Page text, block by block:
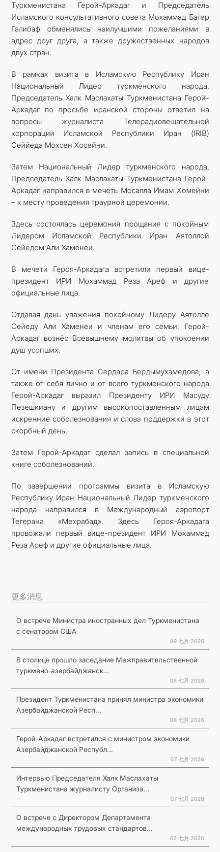
Туркменистана Герой-Аркадаг и Председатель
Исламского консультативного совета Мохаммад Багер
Галибаф обменялись наилучшими пожеланиями в
адрес друг друга, а также дружественных народов
двух стран.
В рамках визита в Исламскую Республику Иран
Национальный Лидер туркменского народа,
Председатель Халк Маслахаты Туркменистана Герой-
Аркадаг по просьбе иранской стороны ответил на
вопросы журналиста Телерадиовещательной
корпорации Исламской Республики Иран (IRIB)
Сеййеда Мохсен ­Хосейни.
Затем Национальный Лидер туркменского народа,
Председатель Халк Маслахаты Туркменистана Герой-
Аркадаг направился в мечеть Мосалла Имам Хомейни
– к месту проведения траурной церемонии.
Здесь состоялась церемония прощания с покойным
Лидером Исламской Республики Иран Аятоллой
Сейедом Али Хаменеи.
В мечети Героя-Аркадага встретили первый вице-
президент ИРИ Мохаммад Реза Ареф и другие
официальные лица.
Отдавая дань уважения покойному Лидеру Аятолле
Сейеду Али Хаменеи и членам его семьи, Герой-
Аркадаг вознёс Всевышнему молитвы об упокоении
душ усопших.
От имени Президента Сердара Бердымухамедова, а
также от себя лично и от всего туркменского народа
Герой-Аркадаг выразил Президенту ИРИ Масуду
Пезешкиану и другим высокопоставленным лицам
искренние соболезнования и слова поддержки в этот
скорбный день.
Затем Герой-Аркадаг сделал запись в специальной
книге соболезнований.
По завершении программы визита в Исламскую
Республику Иран Национальный Лидер туркменского
народа направился в Международный аэропорт
Тегерана «Мехрабад». Здесь Героя-Аркадага
провожали первый вице-президент ИРИ Мохаммад
Реза Ареф и другие официальные лица.
更多消息
О встрече Министра иностранных дел Туркменистана
с сенатором США
09 七月 2026
В столице прошло заседание Межправительственной
туркмено-азербайджанск...
08 七月 2026
Президент Туркменистана принял министра экономики
Азербайджанской Респ...
08 七月 2026
Герой-Аркадаг встретился с министром экономики
Азербайджанской Республ...
07 七月 2026
Интервью Председателя Халк Маслахаты
Туркменистана журналисту Организа...
07 七月 2026
О встрече с Директором Департамента
международных трудовых стандартов...
02 七月 2026